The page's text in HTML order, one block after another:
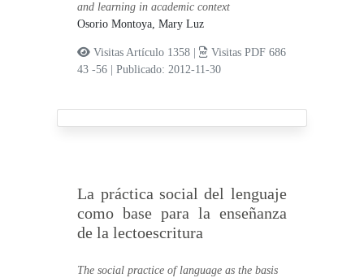
and learning in academic context
Osorio Montoya, Mary Luz
Visitas Artículo 1358 |
Visitas PDF 686
43 -56
|Publicado: 2012-11-30
La práctica social del lenguaje
como base para la enseñanza
de la lectoescritura
The social practice of language as the basis